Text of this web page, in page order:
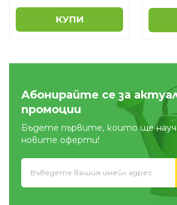
КУПИ
Абонирайте се за
промоции
Бъдете първите, които ще
новите оферти!